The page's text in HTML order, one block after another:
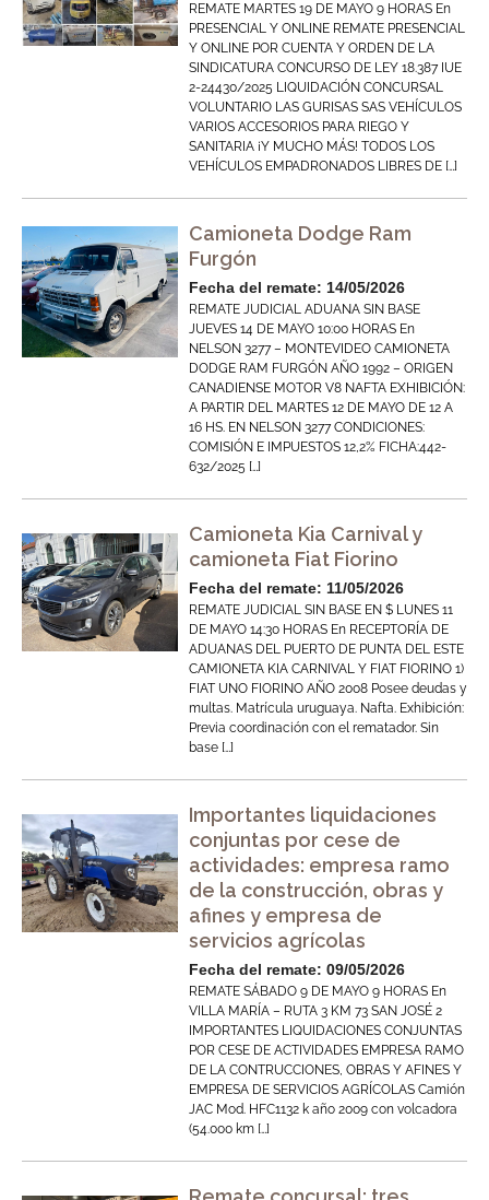
REMATE MARTES 19 DE MAYO 9 HORAS En
PRESENCIAL Y ONLINE REMATE PRESENCIAL
Y ONLINE POR CUENTA Y ORDEN DE LA
SINDICATURA CONCURSO DE LEY 18.387 IUE
2-24430/2025 LIQUIDACIÓN CONCURSAL
VOLUNTARIO LAS GURISAS SAS VEHÍCULOS
VARIOS ACCESORIOS PARA RIEGO Y
SANITARIA ¡Y MUCHO MÁS! TODOS LOS
VEHÍCULOS EMPADRONADOS LIBRES DE […]
Camioneta Dodge Ram
Furgón
Fecha del remate: 14/05/2026
REMATE JUDICIAL ADUANA SIN BASE
JUEVES 14 DE MAYO 10:00 HORAS En
NELSON 3277 – MONTEVIDEO CAMIONETA
DODGE RAM FURGÓN AÑO 1992 – ORIGEN
CANADIENSE MOTOR V8 NAFTA EXHIBICIÓN:
A PARTIR DEL MARTES 12 DE MAYO DE 12 A
16 HS. EN NELSON 3277 CONDICIONES:
COMISIÓN E IMPUESTOS 12,2% FICHA:442-
632/2025 […]
Camioneta Kia Carnival y
camioneta Fiat Fiorino
Fecha del remate: 11/05/2026
REMATE JUDICIAL SIN BASE EN $ LUNES 11
DE MAYO 14:30 HORAS En RECEPTORÍA DE
ADUANAS DEL PUERTO DE PUNTA DEL ESTE
CAMIONETA KIA CARNIVAL Y FIAT FIORINO 1)
FIAT UNO FIORINO AÑO 2008 Posee deudas y
multas. Matrícula uruguaya. Nafta. Exhibición:
Previa coordinación con el rematador. Sin
base […]
Importantes liquidaciones
conjuntas por cese de
actividades: empresa ramo
de la construcción, obras y
afines y empresa de
servicios agrícolas
Fecha del remate: 09/05/2026
REMATE SÁBADO 9 DE MAYO 9 HORAS En
VILLA MARÍA – RUTA 3 KM 73 SAN JOSÉ 2
IMPORTANTES LIQUIDACIONES CONJUNTAS
POR CESE DE ACTIVIDADES EMPRESA RAMO
DE LA CONTRUCCIONES, OBRAS Y AFINES Y
EMPRESA DE SERVICIOS AGRÍCOLAS Camión
JAC Mod. HFC1132 k año 2009 con volcadora
(54.000 km […]